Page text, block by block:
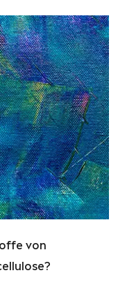
von